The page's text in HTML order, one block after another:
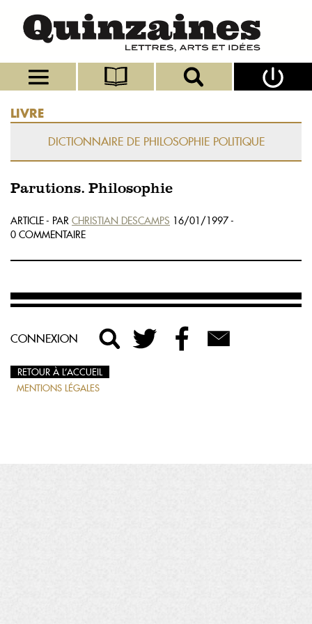
LIVRE
DICTIONNAIRE DE PHILOSOPHIE POLITIQUE
Parutions. Philosophie
ARTICLE - PAR CHRISTIAN DESCAMPS 16/01/1997 -
0 COMMENTAIRE
CONNEXION
RETOUR À L’ACCUEIL
MENTIONS LÉGALES